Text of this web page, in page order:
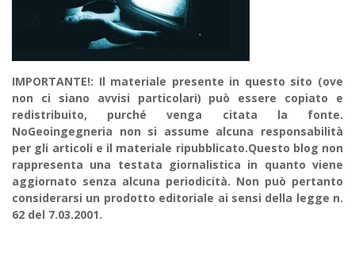
IMPORTANTE!: Il materiale presente in questo sito (ove
non ci siano avvisi particolari) può essere copiato e
redistribuito, purché venga citata la fonte.
NoGeoingegneria non si assume alcuna responsabilità
per gli articoli e il materiale ripubblicato.Questo blog non
rappresenta una testata giornalistica in quanto viene
aggiornato senza alcuna periodicità. Non può pertanto
considerarsi un prodotto editoriale ai sensi della legge n.
62 del 7.03.2001.